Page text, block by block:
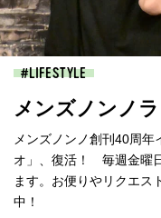
LIFESTYLE
メンズノンノ
メンズノンノ創刊40周
オ」、復活！ 毎週金曜
ます。お便りやリクエス
中！